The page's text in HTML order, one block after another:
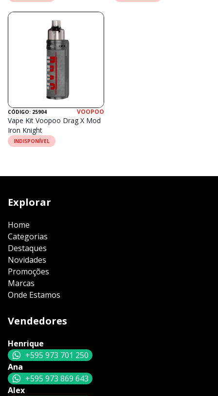
CÓDIGO: 25904 VOOPOO
Vape Kit Voopoo Drag X Mod
Iron Knight
INDISPONÍVEL
Explorar
Home
Categorias
Destaques
Novidades
Promoções
Marcas
Onde Estamos
Vendedores
Henrique
+595 973 701 250
Ana
+595 973 869 643
Alex